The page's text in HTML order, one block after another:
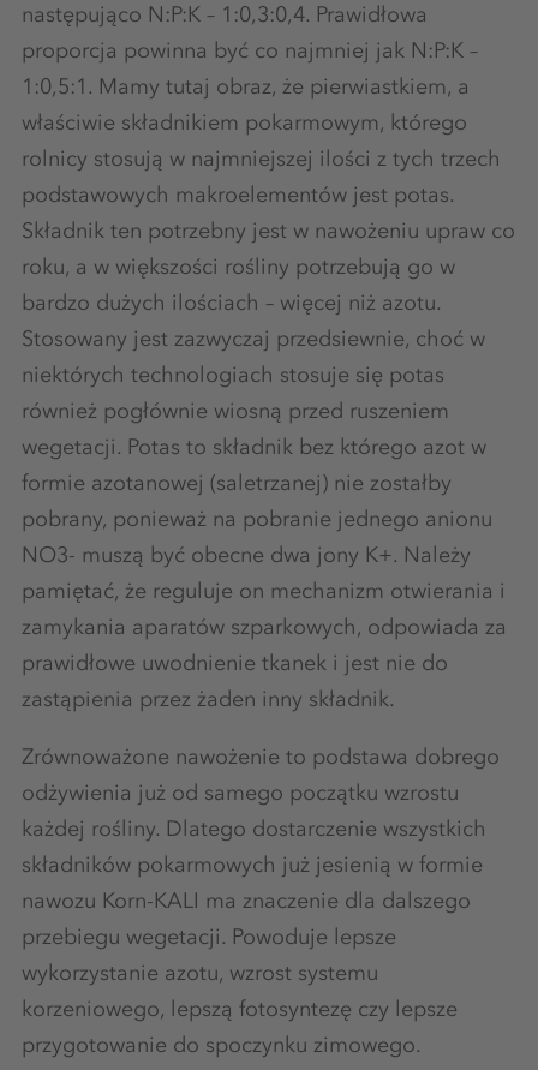
następująco N:P:K – 1:0,3:0,4. Prawidłowa
proporcja powinna być co najmniej jak N:P:K –
1:0,5:1. Mamy tutaj obraz, że pierwiastkiem, a
właściwie składnikiem pokarmowym, którego
rolnicy stosują w najmniejszej ilości z tych trzech
podstawowych makroelementów jest potas.
Składnik ten potrzebny jest w nawożeniu upraw co
roku, a w większości rośliny potrzebują go w
bardzo dużych ilościach – więcej niż azotu.
Stosowany jest zazwyczaj przedsiewnie, choć w
niektórych technologiach stosuje się potas
również pogłównie wiosną przed ruszeniem
wegetacji. Potas to składnik bez którego azot w
formie azotanowej (saletrzanej) nie zostałby
pobrany, ponieważ na pobranie jednego anionu
NO3- muszą być obecne dwa jony K+. Należy
pamiętać, że reguluje on mechanizm otwierania i
zamykania aparatów szparkowych, odpowiada za
prawidłowe uwodnienie tkanek i jest nie do
zastąpienia przez żaden inny składnik.
Zrównoważone nawożenie to podstawa dobrego
odżywienia już od samego początku wzrostu
każdej rośliny. Dlatego dostarczenie wszystkich
składników pokarmowych już jesienią w formie
nawozu Korn-KALI ma znaczenie dla dalszego
przebiegu wegetacji. Powoduje lepsze
wykorzystanie azotu, wzrost systemu
korzeniowego, lepszą fotosyntezę czy lepsze
przygotowanie do spoczynku zimowego.